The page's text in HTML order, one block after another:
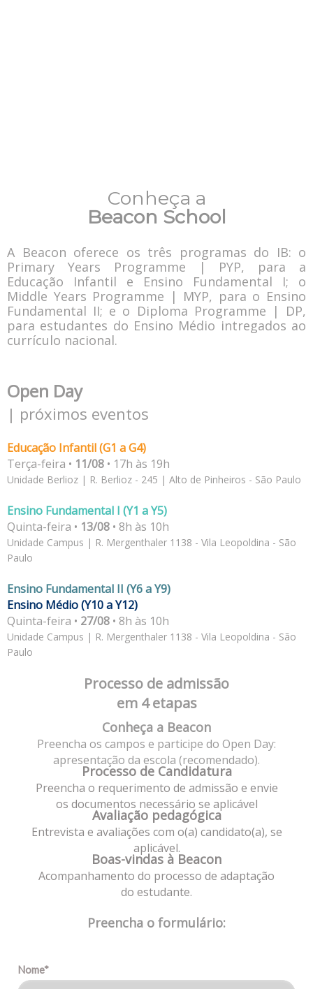
Conheça a
Beacon School
A Beacon oferece os três programas do IB: o
Primary Years Programme | PYP, para a
Educação Infantil e Ensino Fundamental I; o
Middle Years Programme | MYP, para o Ensino
Fundamental II; e o Diploma Programme | DP,
para estudantes do Ensino Médio intregados ao
currículo nacional.
Open Day
| próximos eventos
Educação Infantil (G1 a G4)
Terça-feira • 11/08 • 17h às 19h
Unidade Berlioz | R. Berlioz - 245 | Alto de Pinheiros - São Paulo
Ensino Fundamental I (Y1 a Y5)
Quinta-feira • 13/08 • 8h às 10h
Unidade Campus | R. Mergenthaler 1138 - Vila Leopoldina - São
Paulo
Ensino Fundamental II (Y6 a Y9)
Ensino Médio (Y10 a Y12)
Quinta-feira • 27/08 • 8h às 10h
Unidade Campus | R. Mergenthaler 1138 - Vila Leopoldina - São
Paulo
Processo de admissão
em 4 etapas
Conheça a Beacon
Preencha os campos e participe do Open Day:
apresentação da escola (recomendado).
Processo de Candidatura
Preencha o requerimento de admissão e envie
os documentos necessário se aplicável
Avaliação pedagógica
Entrevista e avaliações com o(a) candidato(a), se
aplicável.
Boas-vindas à Beacon
Acompanhamento do processo de adaptação
do estudante.
Preencha o formulário:
Nome*